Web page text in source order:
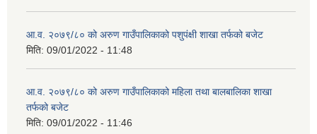
आ.व. २०७९/८० को अरुण गाउँपालिकाको पशुपंक्षी शाखा तर्फको बजेट
मिति: 09/01/2022 - 11:48
आ.व. २०७९/८० को अरुण गाउँपालिकाको महिला तथा बालबालिका शाखा
तर्फको बजेट
मिति: 09/01/2022 - 11:46